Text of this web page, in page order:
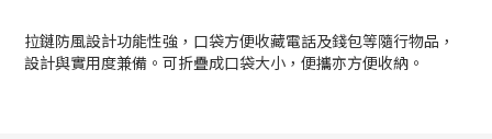
拉鏈防風設計功能性強，口袋方便收藏電話及錢包等隨行物品，
設計與實用度兼備。可折疊成口袋大小，便攜亦方便收納。